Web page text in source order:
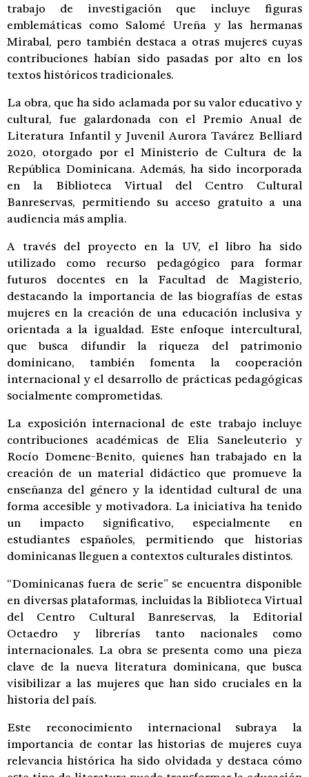
trabajo de investigación que incluye figuras
emblemáticas como Salomé Ureña y las hermanas
Mirabal, pero también destaca a otras mujeres cuyas
contribuciones habían sido pasadas por alto en los
textos históricos tradicionales.
La obra, que ha sido aclamada por su valor educativo y
cultural, fue galardonada con el Premio Anual de
Literatura Infantil y Juvenil Aurora Tavárez Belliard
2020, otorgado por el Ministerio de Cultura de la
República Dominicana. Además, ha sido incorporada
en la Biblioteca Virtual del Centro Cultural
Banreservas, permitiendo su acceso gratuito a una
audiencia más amplia.
A través del proyecto en la UV, el libro ha sido
utilizado como recurso pedagógico para formar
futuros docentes en la Facultad de Magisterio,
destacando la importancia de las biografías de estas
mujeres en la creación de una educación inclusiva y
orientada a la igualdad. Este enfoque intercultural,
que busca difundir la riqueza del patrimonio
dominicano, también fomenta la cooperación
internacional y el desarrollo de prácticas pedagógicas
socialmente comprometidas.
La exposición internacional de este trabajo incluye
contribuciones académicas de Elia Saneleuterio y
Rocío Domene-Benito, quienes han trabajado en la
creación de un material didáctico que promueve la
enseñanza del género y la identidad cultural de una
forma accesible y motivadora. La iniciativa ha tenido
un impacto significativo, especialmente en
estudiantes españoles, permitiendo que historias
dominicanas lleguen a contextos culturales distintos.
“Dominicanas fuera de serie” se encuentra disponible
en diversas plataformas, incluidas la Biblioteca Virtual
del Centro Cultural Banreservas, la Editorial
Octaedro y librerías tanto nacionales como
internacionales. La obra se presenta como una pieza
clave de la nueva literatura dominicana, que busca
visibilizar a las mujeres que han sido cruciales en la
historia del país.
Este reconocimiento internacional subraya la
importancia de contar las historias de mujeres cuya
relevancia histórica ha sido olvidada y destaca cómo